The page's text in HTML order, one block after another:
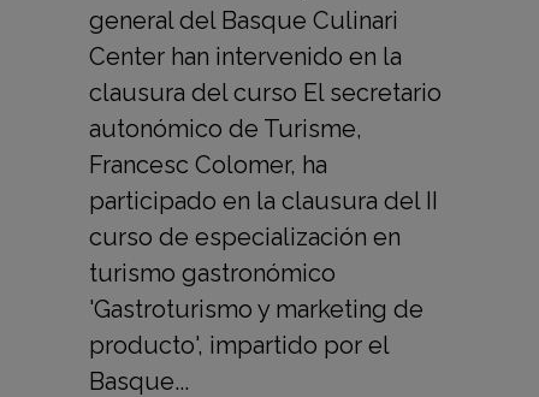
general del Basque Culinari
Center han intervenido en la
clausura del curso El secretario
autonómico de Turisme,
Francesc Colomer, ha
participado en la clausura del II
curso de especialización en
turismo gastronómico
'Gastroturismo y marketing de
producto', impartido por el
Basque...